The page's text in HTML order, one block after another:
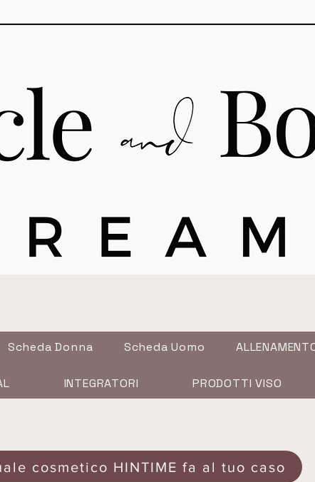
Scheda Donna Scheda Uomo
INTEGRATORI PRODOTTI VISO
cosmetico HINTIME fa al tuo caso